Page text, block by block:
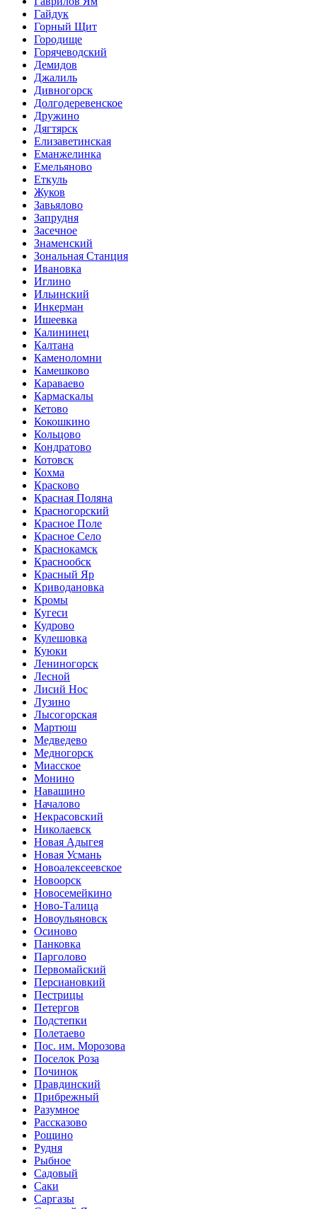
Гайдук
Горный Щит
Городище
Горячеводский
Демидов
Джалиль
Дивногорск
Долгодеревенское
Дружино
Дягтярск
Елизаветинская
Еманжелинка
Емельяново
Еткуль
Жуков
Завьялово
Запрудня
Засечное
Знаменский
Зональная Станция
Ивановка
Иглино
Ильинский
Инкерман
Ишеевка
Калининец
Калтана
Каменоломни
Камешково
Караваево
Кармаскалы
Кетово
Кокошкино
Кольцово
Кондратово
Котовск
Кохма
Красково
Красная Поляна
Красногорский
Красное Поле
Красное Село
Краснокамск
Краснообск
Красный Яр
Криводановка
Кромы
Кугеси
Кудрово
Кулешовка
Куюки
Лениногорск
Лесной
Лисий Нос
Лузино
Лысогорская
Мартюш
Медведево
Медногорск
Миасское
Монино
Навашино
Началово
Некрасовский
Николаевск
Новая Адыгея
Новая Усмань
Новоалексеевское
Новоорск
Новосемейкино
Ново-Талица
Новоульяновск
Осиново
Панковка
Парголово
Первомайский
Персиановкий
Пестрицы
Петергов
Подстепки
Полетаево
Пос. им. Морозова
Поселок Роза
Починок
Правдинский
Прибрежный
Разумное
Рассказово
Рощино
Рудня
Рыбное
Садовый
Саки
Саргазы